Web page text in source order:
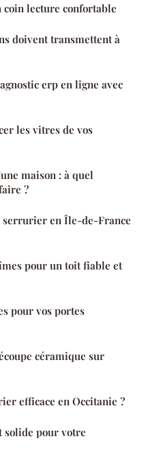
coin lecture confortable
doivent transmettent à
erp en ligne avec
les vitres de vos
maison : à quel
?
en Île-de-France
pour un toit fiable et
pour vos portes
céramique sur
efficace en Occitanie ?
solide pour votre